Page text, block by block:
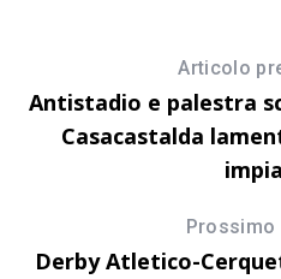
Articolo
Antistadio e palestra
Casacastalda
Derby Atletico-